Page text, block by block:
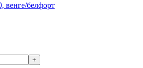
венге/белфорт
+